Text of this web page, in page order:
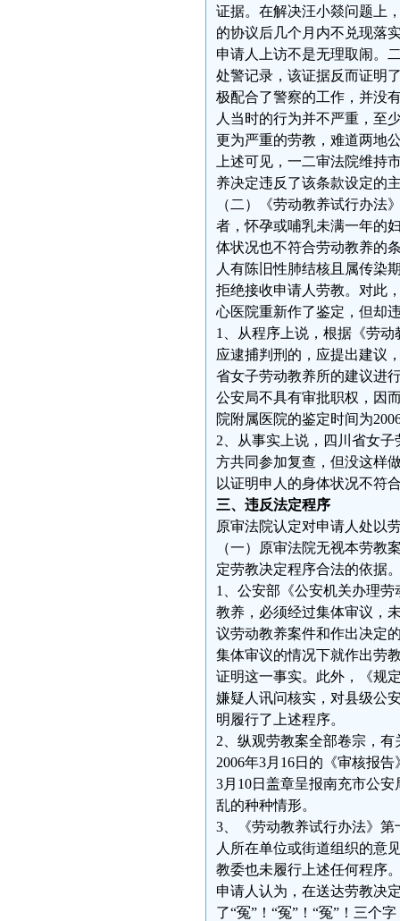
证据。在解决汪小燚问题上
的协议后几个月内不兑现落
申请人上访不是无理取闹。
处警记录，该证据反而证明
极配合了警察的工作，并没
人当时的行为并不严重，至
更为严重的劳教，难道两地
上述可见，一二审法院维持
养决定违反了该条款设定的
（二）《劳动教养试行办法
者，怀孕或哺乳未满一年的
体状况也不符合劳动教养的
人有陈旧性肺结核且属传染
拒绝接收申请人劳教。对此
心医院重新作了鉴定，但却
1、从程序上说，根据《劳
应逮捕判刑的，应提出建议
省女子劳动教养所的建议进
公安局不具有审批职权，因
院附属医院的鉴定时间为
2、从事实上说，四川省女
方共同参加复查，但没这样
以证明申人的身体状况不符
三、违反法定程序
原审法院认定对申请人处以
（一）原审法院无视本劳教
定劳教决定程序合法的依据
1、公安部《公安机关办理
教养，必须经过集体审议，
议劳动教养案件和作出决定
集体审议的情况下就作出劳
证明这一事实。此外，《规
嫌疑人讯问核实，对县级公
明履行了上述程序。
2、纵观劳教案全部卷宗，
2006年3月16日的《审核报
3月10日盖章呈报南充市公
乱的种种情形。
3、《劳动教养试行办法》
人所在单位或街道组织的意
教委也未履行上述任何程序
申请人认为，在送达劳教决
了“冤”！“冤”！“冤”！三个